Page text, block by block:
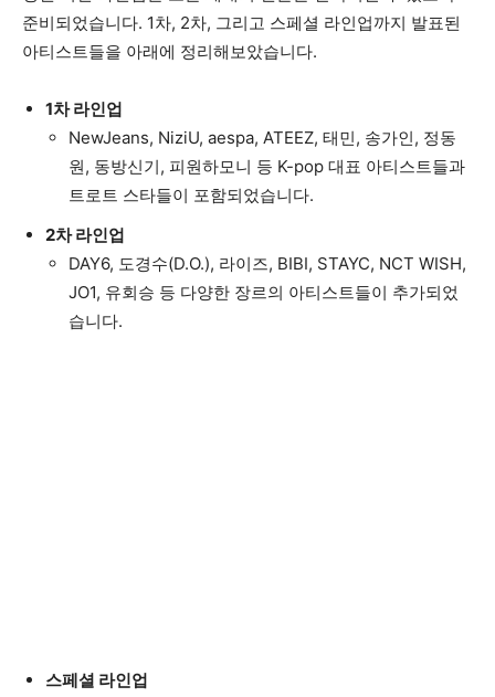
준비되었습니다. 1차, 2차, 그리고 스페셜 라인업까지 발표된
아티스트들을 아래에 정리해보았습니다.
1차 라인업
NewJeans, NiziU, aespa, ATEEZ, 태민, 송가인, 정동
원, 동방신기, 피원하모니 등 K-pop 대표 아티스트들과
트로트 스타들이 포함되었습니다.
2차 라인업
DAY6, 도경수(D.O.), 라이즈, BIBI, STAYC, NCT WISH,
JO1, 유회승 등 다양한 장르의 아티스트들이 추가되었
습니다.
스페셜 라인업